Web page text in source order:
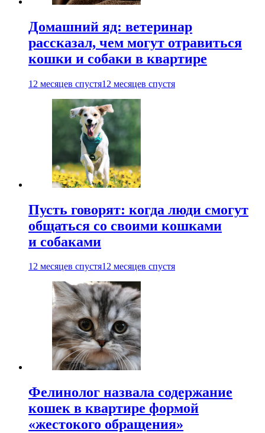
Домашний яд: ветеринар
рассказал, чем могут отравиться
кошки и собаки в квартире
12 месяцев спустя12 месяцев спустя
Пусть говорят: когда люди смогут
общаться со своими кошками
и собаками
12 месяцев спустя12 месяцев спустя
Фелинолог назвала содержание
кошек в квартире формой
«жестокого обращения»